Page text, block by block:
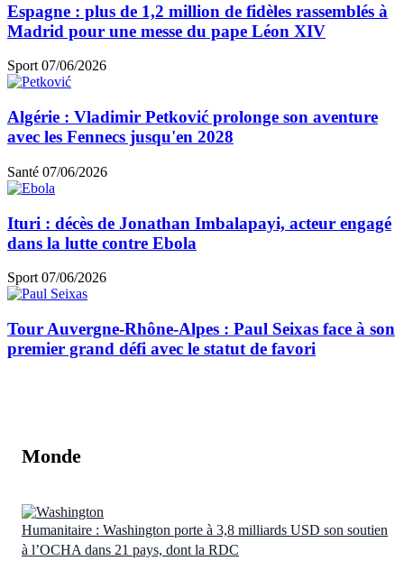
Espagne : plus de 1,2 million de fidèles rassemblés à
Madrid pour une messe du pape Léon XIV
Sport 07/06/2026
Algérie : Vladimir Petković prolonge son aventure
avec les Fennecs jusqu'en 2028
Santé 07/06/2026
Ituri : décès de Jonathan Imbalapayi, acteur engagé
dans la lutte contre Ebola
Sport 07/06/2026
Tour Auvergne-Rhône-Alpes : Paul Seixas face à son
premier grand défi avec le statut de favori
Monde
Humanitaire : Washington porte à 3,8 milliards USD son soutien
à l’OCHA dans 21 pays, dont la RDC